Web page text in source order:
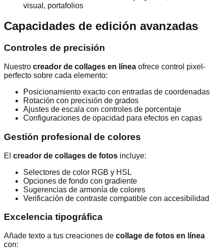
visual, portafolios
Capacidades de edición avanzadas
Controles de precisión
Nuestro creador de collages en línea ofrece control pixel-
perfecto sobre cada elemento:
Posicionamiento exacto con entradas de coordenadas
Rotación con precisión de grados
Ajustes de escala con controles de porcentaje
Configuraciones de opacidad para efectos en capas
Gestión profesional de colores
El creador de collages de fotos incluye:
Selectores de color RGB y HSL
Opciones de fondo con gradiente
Sugerencias de armonía de colores
Verificación de contraste compatible con accesibilidad
Excelencia tipográfica
Añade texto a tus creaciones de collage de fotos en línea
con: